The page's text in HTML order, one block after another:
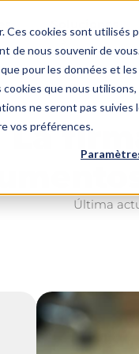
cookies sont utilisés
nous souvenir de
pour les données et
que nous
ne seront pas
vos préférences.
Soluciones
documentos de
La
Última